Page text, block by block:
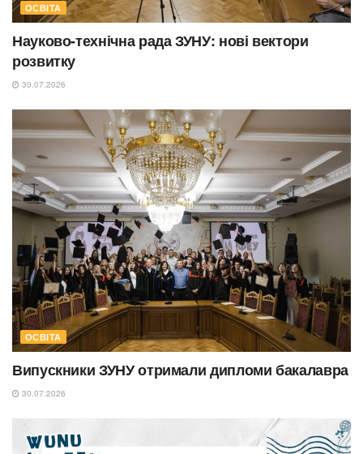
ОСВІТА
Науково-технічна рада ЗУНУ: нові вектори
розвитку
30.07.2026
ОСВІТА
Випускники ЗУНУ отримали дипломи бакалавра
30.07.2026